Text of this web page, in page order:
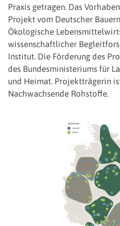
Praxis getragen. Das
Projekt vom Deutscher
Ökologische
wissenschaftlicher
Institut. Die Förderung des
des Bundesministeriums für
und Heimat. Projektträgerin
Nachwachsende Rohstoffe.